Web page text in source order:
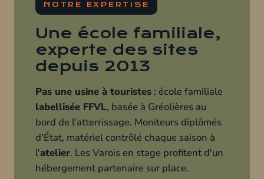
NOTRE EXPERTISE
Une école familiale,
experte des sites
depuis 2013
Pas une usine à touristes : école familiale
labellisée FFVL, basée à Gréolières au
bord de l'atterrissage. Moniteurs diplômés
d'État, matériel contrôlé chaque saison à
l'atelier. Les Varois en stage profitent d'un
hébergement partenaire sur place.